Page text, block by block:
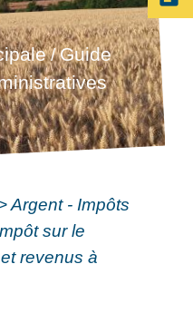
/Guide
Argent - Impôts
sur le
revenus à